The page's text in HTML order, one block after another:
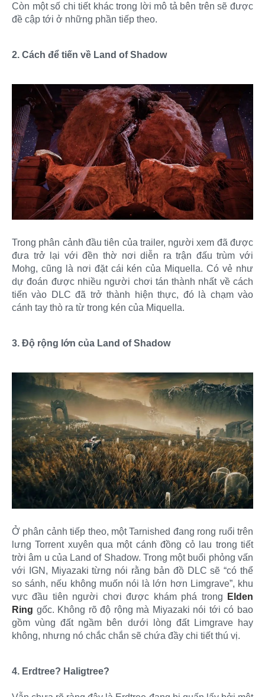
Còn một số chi tiết khác trong lời mô tả bên trên sẽ được
đề cập tới ở những phần tiếp theo.
2. Cách để tiến về Land of Shadow
Trong phân cảnh đầu tiên của trailer, người xem đã được
đưa trở lại với đền thờ nơi diễn ra trận đấu trùm với
Mohg, cũng là nơi đặt cái kén của Miquella. Có vẻ như
dự đoán được nhiều người chơi tán thành nhất về cách
tiến vào DLC đã trở thành hiện thực, đó là chạm vào
cánh tay thò ra từ trong kén của Miquella.
3. Độ rộng lớn của Land of Shadow
Ở phân cảnh tiếp theo, một Tarnished đang rong ruổi trên
lưng Torrent xuyên qua một cánh đồng cỏ lau trong tiết
trời âm u của Land of Shadow. Trong một buổi phỏng vấn
với IGN, Miyazaki từng nói rằng bản đồ DLC sẽ “có thể
so sánh, nếu không muốn nói là lớn hơn Limgrave”, khu
vực đầu tiên người chơi được khám phá trong
Elden
Ring gốc. Không rõ độ rộng mà Miyazaki nói tới có bao
gồm vùng đất ngầm bên dưới lòng đất Limgrave hay
không, nhưng nó chắc chắn sẽ chứa đầy chi tiết thú vị.
4. Erdtree? Haligtree?